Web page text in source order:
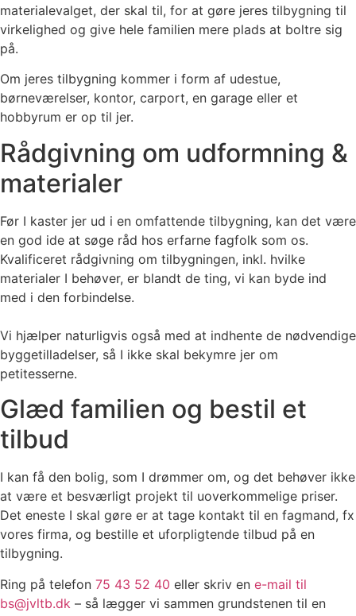
materialevalget, der skal til, for at gøre jeres tilbygning til
virkelighed og give hele familien mere plads at boltre sig
på.
Om jeres tilbygning kommer i form af udestue,
børneværelser, kontor, carport, en garage eller et
hobbyrum er op til jer.
​​Rådgivning om udformning &
materialer
Før I kaster jer ud i en omfattende tilbygning, kan det være
en god ide at søge råd hos erfarne fagfolk som os.
Kvalificeret rådgivning om tilbygningen, inkl. hvilke
materialer I behøver, er blandt de ting, vi kan byde ind
med i den forbindelse.
​Vi hjælper naturligvis også med at indhente de nødvendige
byggetilladelser, så I ikke skal bekymre jer om
petitesserne.
Glæd familien og bestil et
tilbud
I kan få den bolig, som I drømmer om, og det behøver ikke
at være et besværligt projekt til uoverkommelige priser. ​
Det eneste I skal gøre er at tage kontakt til en fagmand, fx
vores firma, og bestille et uforpligtende tilbud på en
tilbygning.
Ring på telefon 75 43 52 40 eller skriv en e-mail til
bs@jvltb.dk – så lægger vi sammen grundstenen til en